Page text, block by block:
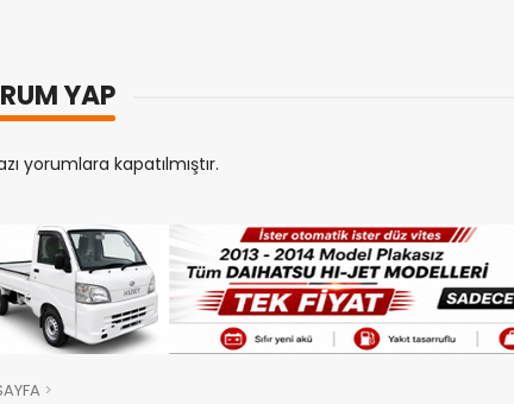
YAP
yorumlara kapatılmıştır.